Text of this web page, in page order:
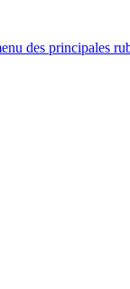
des principales